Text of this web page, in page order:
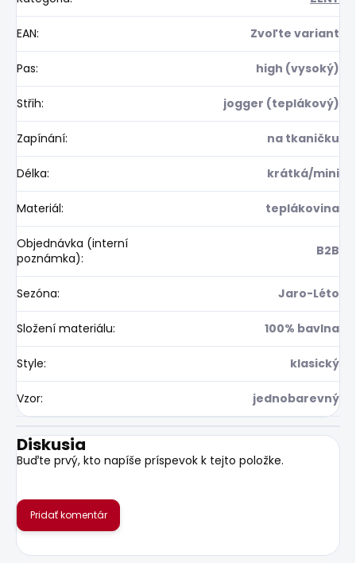
EAN: Zvoľte variant
Pas: high (vysoký)
Střih: jogger (teplákový)
Zapínání: na tkaničku
Délka: krátká/mini
Materiál: teplákovina
Objednávka (interní
poznámka): B2B
Sezóna: Jaro-Léto
Složení materiálu: 100% bavlna
Style: klasický
Vzor: jednobarevný
Diskusia
Buďte prvý, kto napíše príspevok k tejto položke.
Pridať komentár